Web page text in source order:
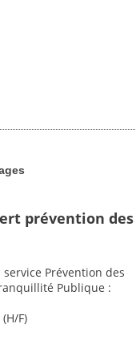
prévention des
Prévention des
Publique :
F)